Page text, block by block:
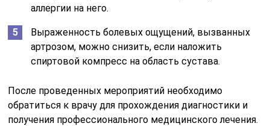
аллергии на него.
Выраженность болевых ощущений, вызванных
артрозом, можно снизить, если наложить
спиртовой компресс на область сустава.
После проведенных мероприятий необходимо
обратиться к врачу для прохождения диагностики и
получения профессионального медицинского лечения.